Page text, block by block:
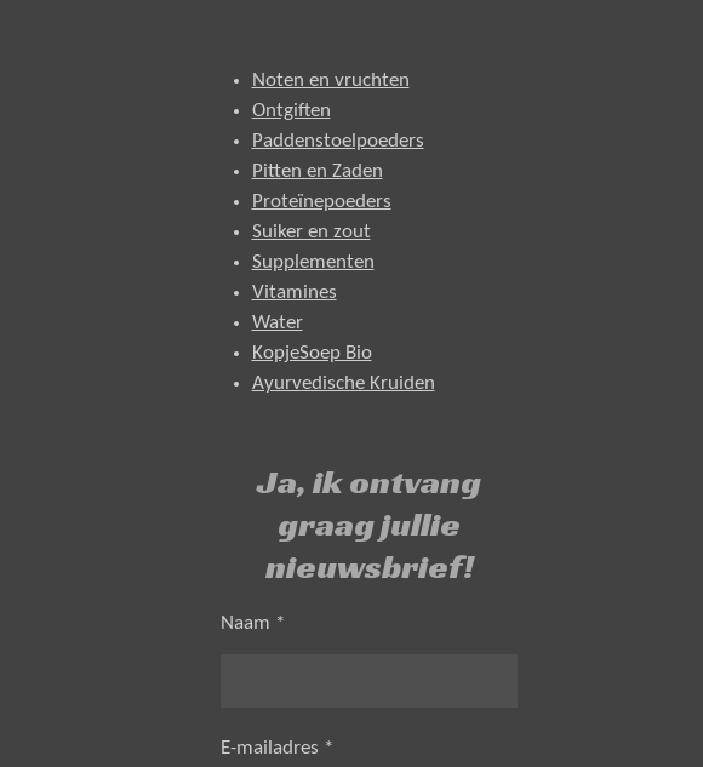
Noten en vruchten
Ontgiften
Paddenstoelpoeders
Pitten en Zaden
Proteïnepoeders
Suiker en zout
Supplementen
Vitamines
Water
KopjeSoep Bio
Ayurvedische Kruiden
Ja, ik ontvang
graag jullie
nieuwsbrief!
Naam *
E-mailadres *